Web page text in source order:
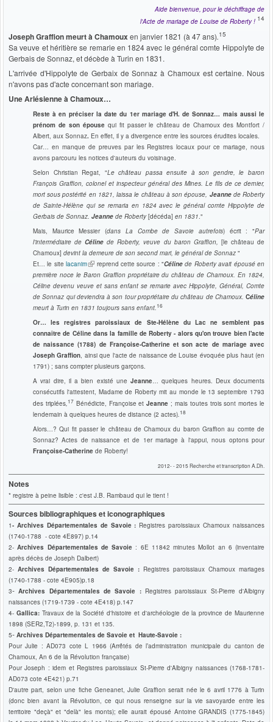
Aide bienvenue, pour le déchiffrage de
l'Acte de mariage de Louise de Roberty ! 14
Joseph Graffion meurt à Chamouxen janvier 1821 (à 47 ans).15
Sa veuve et héritière se remarie en 1824 avec le général comte Hippolyte de
Gerbais de Sonnaz, et décède à Turin en 1831.
L'arrivée d'Hippolyte de Gerbaix de Sonnaz à Chamoux est certaine. Nous
n'avons pas d'acte concernant son mariage.
Une Arlésienne à Chamoux…
Reste à en préciser la date du 1er mariage d'H. de Sonnaz… mais aussi le
prénom de son épouse qui fit passer le château de Chamoux des Montfort /
Albert, aux Sonnaz. En effet, il y a divergence entre les sources érudites locales.
Car… en manque de preuves par les Registres locaux pour ce mariage, nous
avons parcouru les notices d'auteurs du voisinage.
Selon Christian Regat, "Le château passa ensuite à son gendre, le baron
François Graffion, colonel et inspecteur général des Mines. Le fils de ce dernier,
mort sous postérité en 1821, laissa le château à son épouse, Jeannede Roberty
de Sainte-Hélène qui se remaria en 1824 avec le général comte Hippolyte de
Gerbais de Sonnaz. Jeanne de Roberty[décéda] en 1831."
Mais, Maurice Messier (dans La Combe de Savoie autrefois) écrit : "Par
l'intermédiaire deCéline de Roberty, veuve du baron Graffion, [le château de
Chamoux] devint la demeure de son second mari, le général de Sonnaz "
Et… le sitelacanim(le lien est externe)
reprend cette source : "Céline de Robertyavait épousé en
première noce le Baron Graffion propriétaire du château de Chamoux. En 1824,
Céline devenu veuve et sans enfant se remarie avec Hippolyte, Général, Comte
de Sonnaz qui deviendra à son tour propriétaire du château de Chamoux. Céline
meurt à Turin en 1831 toujours sans enfant.16
Or… les registres paroissiaux de Ste-Hélène du Lac ne semblent pas
connaître de Céline dans la famille de Roberty - alors qu'on trouve bien l'acte
de naissance (1788) de Françoise-Catherine et son acte de mariage avec
Joseph Graffion, ainsi que l'acte de naissance de Louise évoquée plus haut (en
1791) ; sans compter plusieurs garçons.
A vrai dire, il a bien existé une Jeanne… quelques heures. Deux documents
consécutifs l'attestent, Madame de Roberty mit au monde le 13 septembre 1793
des triplées, 17Bénédicte, Françoise etJeanne ; mais toutes trois sont mortes le
lendemain à quelques heures de distance (2 actes).18
Alors…? Qui fit passer le château de Chamoux du baron Graffion au comte de
Sonnaz? Actes de naissance et de 1er mariage à l'appui, nous optons pour
Françoise-Catherine de Roberty!
2012- - 2015 Recherche et transcription A.Dh.
Notes
* registre à peine lisible : c'est J.B. Rambaud qui le tient !
Sources bibliographiques et iconographiques
1- Archives Départementales de Savoie : Registres paroissiauxChamouxnaissances
(1740-1788 - cote 4E897) p.14
2-Archives Départementales de Savoie : 6E 11842 minutes Mollot an 6 (inventaire
après décès de Joseph Dalbert)
2- Archives Départementales de Savoie : Registres paroissiaux Chamoux mariages
(1740-1788 - cote 4E905)p.18
3-Archives Départementales de Savoie : Registres paroissiaux St-Pierre d'Albigny
naissances (1719-1739 - cote 4E418) p.147
4- Gallica: Travaux de la Société d'histoire et d'archéologie de la province de Maurienne
1898 (SER2,T2)-1899, p. 131 et 135.
5- Archives Départementales de Savoie et Haute-Savoie :
Pour Julie : AD073 cote L 1966 (Arrêtés de l’administration municipale du canton de
Chamoux, An 6 de la Révolution française)
Pour Joseph : idem et Registres paroissiaux St-Pierre d'Albigny naissances (1768-1781-
AD073 cote 4E421) p.71
D'autre part, selon une fiche Geneanet, Julie Graffionserait née le 6 avril 1776 à Turin
(donc bien avant la Révolution, ce qui nous renseigne sur la vie savoyarde entre les
territoire "deçà" et "delà" les monts); elle aurait épousé Antoine GRANDIS (1775-1845)